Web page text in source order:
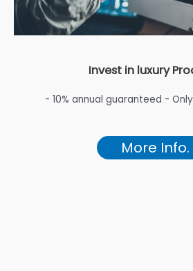
Invest in luxury
- 10% annual guaranteed -
More Info.